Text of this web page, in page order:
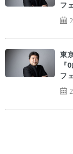
フ
東
『
フ